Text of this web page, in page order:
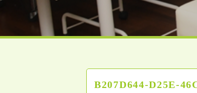
B207D644-D25E-